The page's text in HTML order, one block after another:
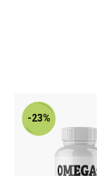
-23%